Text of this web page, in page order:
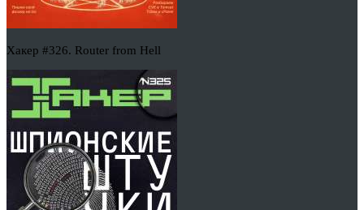
Хакер #326. Router from Hell